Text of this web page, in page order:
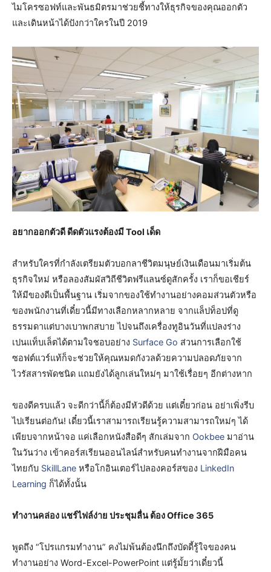
ไมโครซอฟท์และพันธมิตรมาช่วยชี้ทางให้ธุรกิจของคุณออกตัว
และเดินหน้าได้ปังกว่าใครในปี 2019
อยากออกตัวดี ดีดตัวแรงต้องมีTool เด็ด
สำหรับใครที่กำลังเตรียมตัวบอกลาชีวิตมนุษย์เงินเดือนมาเริ่มต้น
ธุรกิจใหม่ หรือลองสัมผัสวิถีชีวิตฟรีแลนซ์ดูสักครั้ง เราก็ขอเชียร์
ให้มีของดีเป็นพื้นฐาน เริ่มจากของใช้ทำงานอย่างคอมส่วนตัวหรือ
ของพนักงานที่เดี๋ยวนี้มีทางเลือกหลากหลาย จากแล็ปท็อปที่ดู
ธรรมดาแต่บางเบาพกสบาย ไปจนถึงเครื่องทูอินวันที่แปลงร่าง
เปนแท็บเล็ตได้ตามใจชอบอย่าง Surface Go ส่วนการเลือกใช้
ซอฟต์แวร์แท้ก็จะช่วยให้คุณหมดกังวลด้วยความปลอดภัยจาก
ไวรัสสารพัดชนิด แถมยังได้ลูกเล่นใหม่ๆ มาใช้เรื่อยๆ อีกต่างหาก
ของดีครบแล้ว จะดีกว่านี้ก็ต้องมีหัวดีด้วย แต่เดี๋ยวก่อน อย่าเพิ่งรีบ
ไปเรียนต่อกัน! เดี๋ยวนี้เราสามารถเรียนรู้ความสามารถใหม่ๆ ได้
เพียบจากหน้าจอ แค่เลือกหนังสือดีๆ สักเล่มจาก Ookbee มาอ่าน
ในวันว่าง เข้าคอร์สเรียนออนไลน์สำหรับคนทำงานจากฝีมือคน
ไทยกับ SkillLane หรือโกอินเตอร์ไปลองคอร์สของ LinkedIn
Learning ก็ได้ทั้งนั้น
ทำงานคล่อง แชร์ไฟล์ง่าย ประชุมลื่น ต้องOffice 365
พูดถึง “โปรแกรมทำงาน” คงไม่พ้นต้องนึกถึงบัดดี้รู้ใจของคน
ทำงานอย่าง Word-Excel-PowerPoint แต่รู้มั้ยว่าเดี๋ยวนี้